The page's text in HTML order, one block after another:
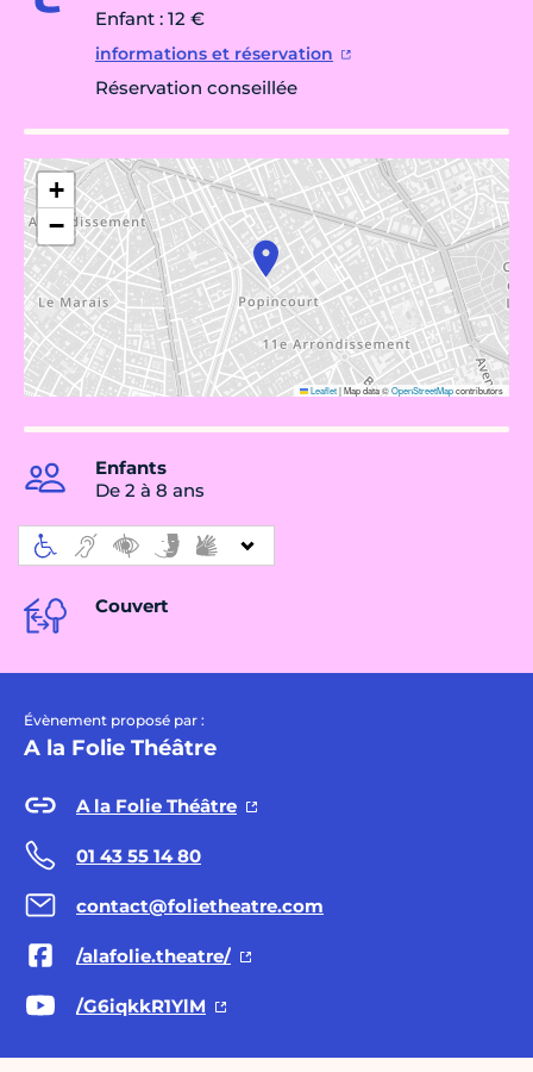
Enfant : 12 €
informations et réservation
Réservation conseillée
+
−
Leaflet|Map data ©OpenStreetMapcontributors
Enfants
De 2 à 8 ans
Couvert
Évènement proposé par :
A la Folie Théâtre
A la Folie Théâtre
01 43 55 14 80
contact@folietheatre.com
/alafolie.theatre/
/G6iqkkR1YlM